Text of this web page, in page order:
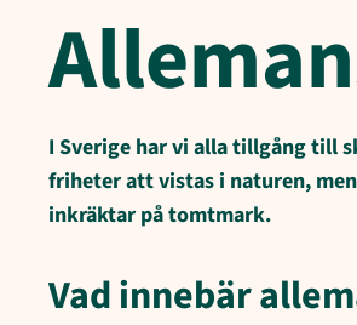
I Sverige har vi alla tillgång till
friheter att vistas i naturen,
inkräktar på tomtmark.
Vad innebär